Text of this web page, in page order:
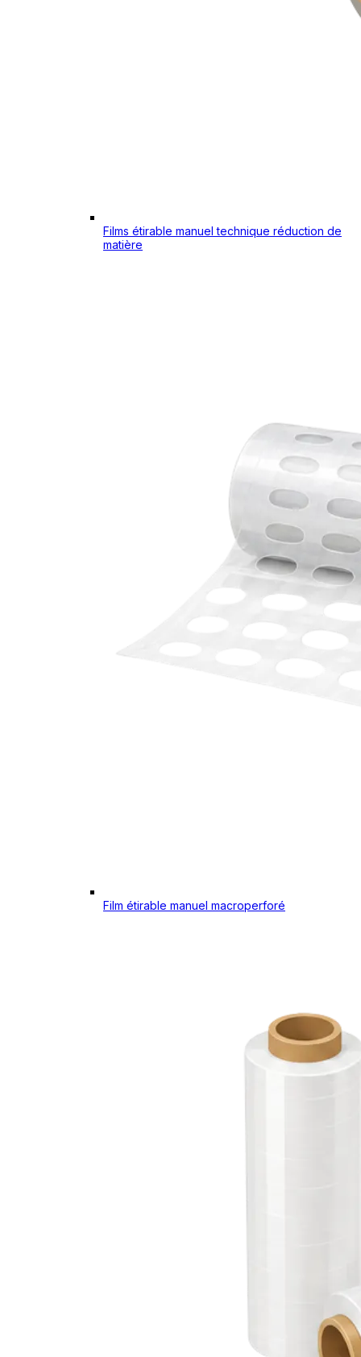
Films étirable manuel technique réduction de
matière
Film étirable manuel macroperforé